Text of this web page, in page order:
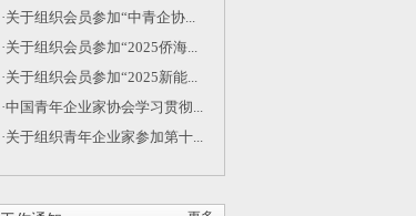
·关于组织会员参加“中青企协...
·关于组织会员参加“2025侨海...
·关于组织会员参加“2025新能...
·中国青年企业家协会学习贯彻...
·关于组织青年企业家参加第十...